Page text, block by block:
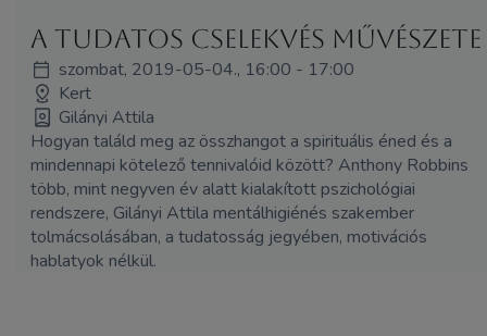
A tudatos cselekvés művészete
szombat, 2019-05-04., 16:00 - 17:00
Kert
Gilányi Attila
Hogyan találd meg az összhangot a spirituális éned és a
mindennapi kötelező tennivalóid között? Anthony Robbins
több, mint negyven év alatt kialakított pszichológiai
rendszere, Gilányi Attila mentálhigiénés szakember
tolmácsolásában, a tudatosság jegyében, motivációs
hablatyok nélkül.